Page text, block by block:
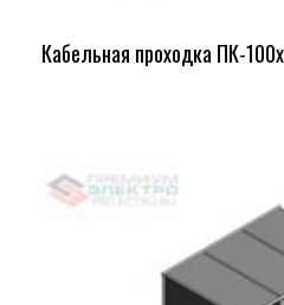
Кабельная проходка ПК-